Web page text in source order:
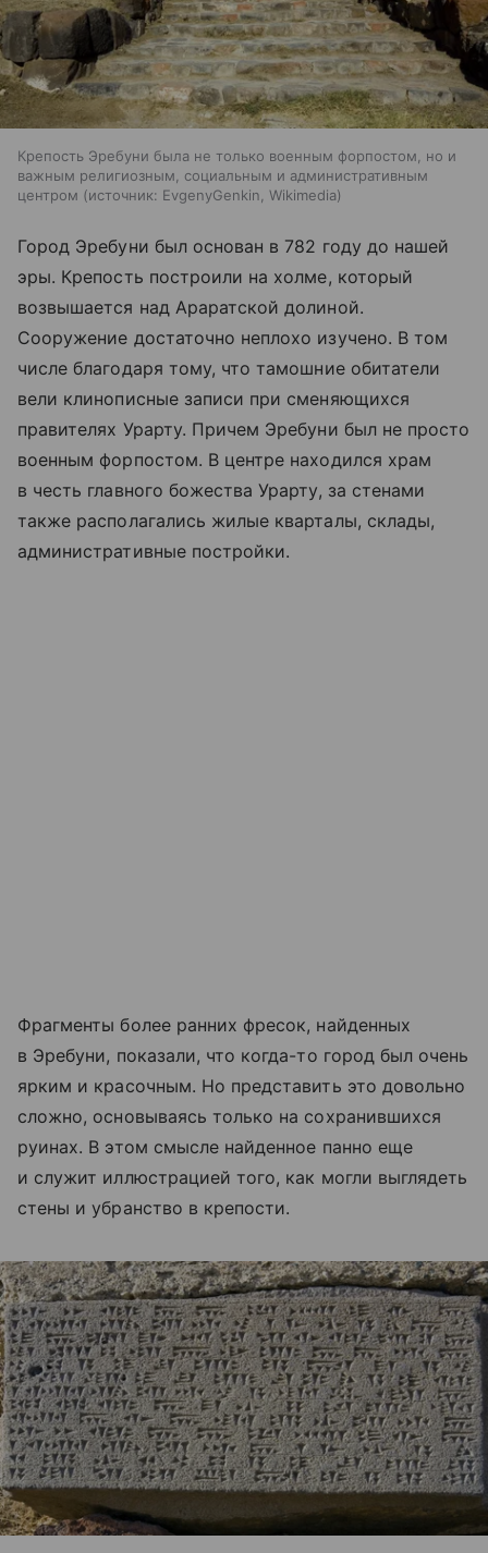
Крепость Эребуни была не только военным форпостом, но и
важным религиозным, социальным и административным
центром
источник: EvgenyGenkin, Wikimedia
Город Эребуни был основан в 782 году до нашей
эры. Крепость построили на холме, который
возвышается над Араратской долиной.
Сооружение достаточно неплохо изучено. В том
числе благодаря тому, что тамошние обитатели
вели клинописные записи при сменяющихся
правителях Урарту. Причем Эребуни был не просто
военным форпостом. В центре находился храм
в честь главного божества Урарту, за стенами
также располагались жилые кварталы, склады,
административные постройки.
Фрагменты более ранних фресок, найденных
в Эребуни, показали, что когда-то город был очень
ярким и красочным. Но представить это довольно
сложно, основываясь только на сохранившихся
руинах. В этом смысле найденное панно еще
и служит иллюстрацией того, как могли выглядеть
стены и убранство в крепости.